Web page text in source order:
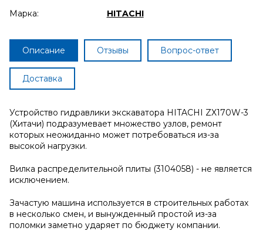
Марка:
HITACHI
Описание Отзывы Вопрос-ответ
Доставка
Устройство гидравлики экскаватора HITACHI ZX170W-3
(Хитачи) подразумевает множество узлов, ремонт
которых неожиданно может потребоваться из-за
высокой нагрузки.
Вилка распределительной плиты (3104058) - не является
исключением.
Зачастую машина используется в строительных работах
в несколько смен, и вынужденный простой из-за
поломки заметно ударяет по бюджету компании.